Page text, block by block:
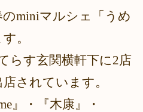
miniマルシェ「うめ
。
らす玄関横軒下に2店
されています。
』・『木康』・